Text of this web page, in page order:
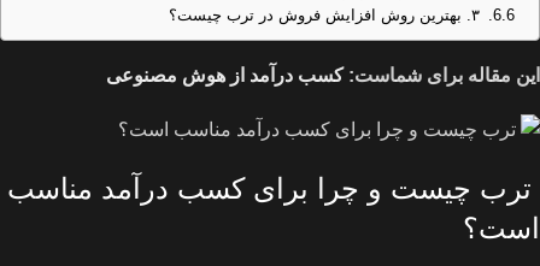
۳. بهترین روش افزایش فروش در ترب چیست؟
این مقاله برای شماست:کسب درآمد از هوش مصنوعی
ترب چیست و چرا برای کسب درآمد مناسب
است؟